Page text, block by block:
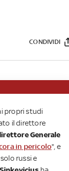
CONDIVIDI
propri studi
il direttore
Generale
in pericolo", e
russi e